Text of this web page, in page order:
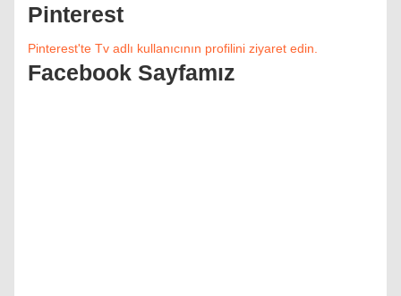
Pinterest
Pinterest'te Tv adlı kullanıcının profilini ziyaret edin.
Facebook Sayfamız